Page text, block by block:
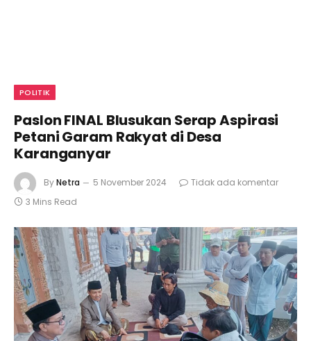
POLITIK
Paslon FINAL Blusukan Serap Aspirasi
Petani Garam Rakyat di Desa
Karanganyar
ByNetra 5 November 2024
Tidak ada komentar
3 Mins Read